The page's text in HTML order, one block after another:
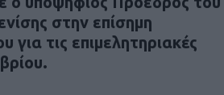
στην επίσημη
τις επιμελητηριακές